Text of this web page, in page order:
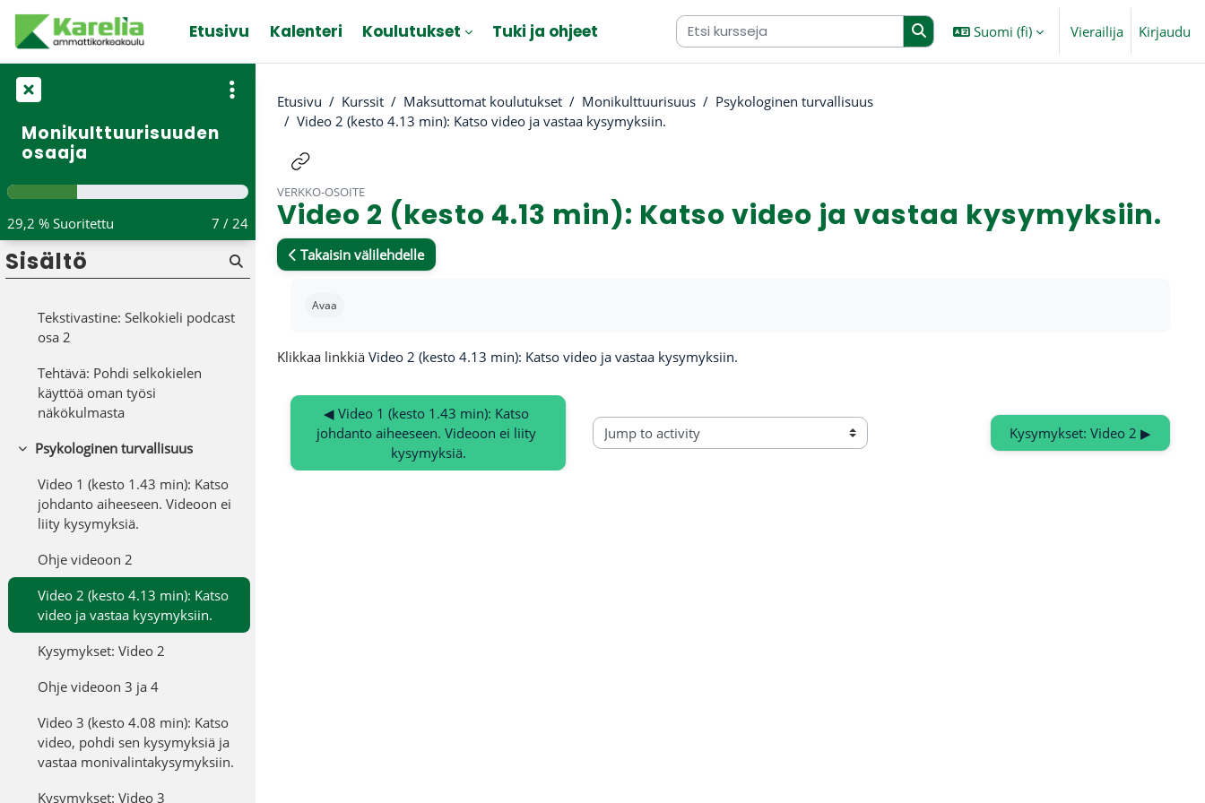
Etusivu Kalenteri Koulutukset Tuki ja ohjeet Suomi ‎(fi)‎ Vierailija Kirjaudu
Etusivu Kurssit Maksuttomat koulutukset Monikulttuurisuus
Psykologinen turvallisuus
Video 2 (kesto 4.13 min): Katso video ja vastaa kysymyksiin.
VERKKO-OSOITE
Video 2 (kesto 4.13 min): Katso video ja vastaa kysymyksiin.
Takaisin välilehdelle
Avaa
Klikkaa linkkiä Video 2 (kesto 4.13 min): Katso video ja vastaa kysymyksiin.
◀︎ Video 1 (kesto 1.43 min): Katso
johdanto aiheeseen. Videoon ei liity
kysymyksiä.
Jump to activity Kysymykset: Video 2 ▶︎
Monikulttuurisuuden
osaaja
29,2 % Suoritettu 7 / 24
Sisältö
henkilökohtainen pohdintasi
Inklusiivinen viestintä -diasarja
Lisää luettavaa
Tiivistä
Selkokieli
Selkokieli-podcast, osa 1
Tekstivastine: Selkokieli podcast
osa 1
Selkokieli-podcast, osa 2
Tekstivastine: Selkokieli podcast
osa 2
Tehtävä: Pohdi selkokielen
käyttöä oman työsi
näkökulmasta
Tiivistä
Psykologinen turvallisuus
Video 1 (kesto 1.43 min): Katso
johdanto aiheeseen. Videoon ei
liity kysymyksiä.
Ohje videoon 2
Video 2 (kesto 4.13 min): Katso
video ja vastaa kysymyksiin.
Kysymykset: Video 2
Ohje videoon 3 ja 4
Video 3 (kesto 4.08 min): Katso
video, pohdi sen kysymyksiä ja
vastaa monivalintakysymyksiin.
Kysymykset: Video 3